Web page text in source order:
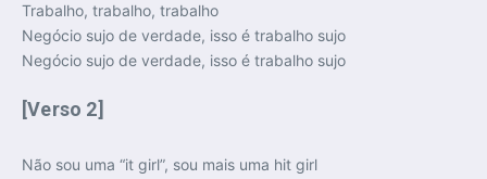
Trabalho, trabalho, trabalho
Negócio sujo de verdade, isso é trabalho sujo
Negócio sujo de verdade, isso é trabalho sujo
[Verso 2]
Não sou uma “it girl”, sou mais uma hit girl